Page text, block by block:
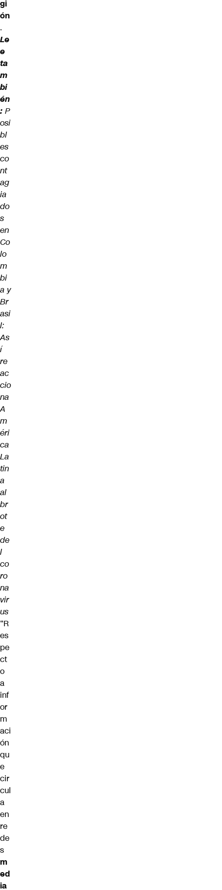
gi
ón
.
Le
e
ta
m
bi
én
: P
osi
bl
es
co
nt
ag
ia
do
s
en
Co
lo
m
bi
a y
Br
asi
l:
As
í
re
ac
cio
na
A
m
éri
ca
La
tin
a
al
br
ot
e
de
l
co
ro
na
vir
us
“R
es
pe
ct
o
a
inf
or
m
aci
ón
qu
e
cir
cul
a
en
re
de
s
m
ed
ia